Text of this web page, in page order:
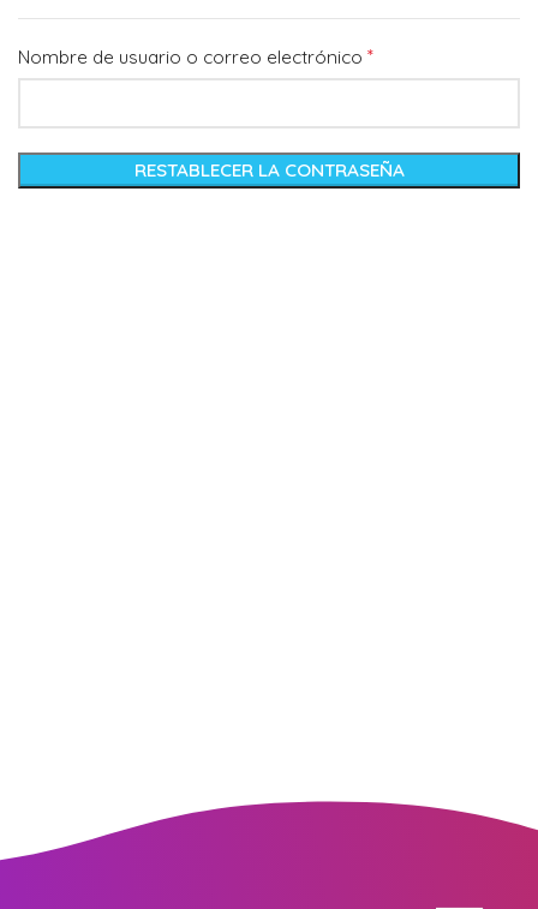
Nombre de usuario o correo electrónico *
RESTABLECER LA CONTRASEÑA